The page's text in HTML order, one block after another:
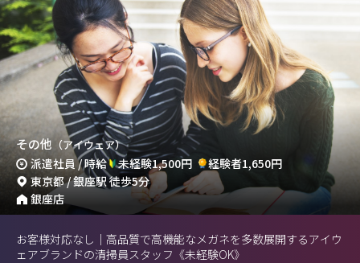
その他 （アイウェア）
派遣社員 / 時給 未経験1,500円
経験者1,650円
東京都 / 銀座駅 徒歩5分
銀座店
お客様対応なし｜高品質で高機能なメガネを多数展開するアイウ
ェアブランドの清掃員スタッフ《未経験OK》